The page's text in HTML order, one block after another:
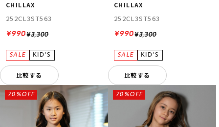
CHILLAX
252CL3ST563
¥3,300
¥990
比較する
CHILLAX
252CL3ST563
¥3,300
¥990
比較する
70%OFF 70%OFF